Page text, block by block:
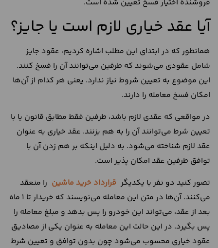
فروشنده اختیار فسخ تعیین ‌شده است.
آیا عقد خیاری لازم است یا جایز؟
همانطور ‌که در ابتدای این مطلب اشاره کردیم، عقود جایز
شامل عقودی می‌شوند که طرفین می‌توانند آن را فسخ کنند.
این موضوع به تعیین شروط نیاز ندارد. یعنی هر کدام از آن‌ها
امکان فسخ معامله را دارند.
در مواقعی که عقدی لازم باشد، طرفین فقط مطابق قانون یا با
تعیین شرط می‌توانند آن را به ‌هم بزنند. عقد خیاری به‌ عنوان
عقد لازم شناخته می‌شود. به دلیل اینکه بر هم زدن آن با
توافق طرفین عقد امکان‌ پذیر است.
تصور کنید دو نفر با یکدیگر قرارداد خرید ماشین را منعقد
می‌کنند. آن‌ها در متن این معامله می‌نویسند که خریدار تا ۱ ماه
بعد از عقد، می‌تواند این خودرو را پس بدهد و مبلغ معامله را
پس بگیرد. در این حالت این معامله به ‌عنوان یکی از مصادیق
عقود خیاری محسوب می‌شود چون بدون توافق و تعیین شرط